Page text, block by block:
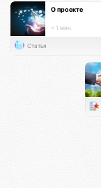
О проекте
< 1 мин.
Статья